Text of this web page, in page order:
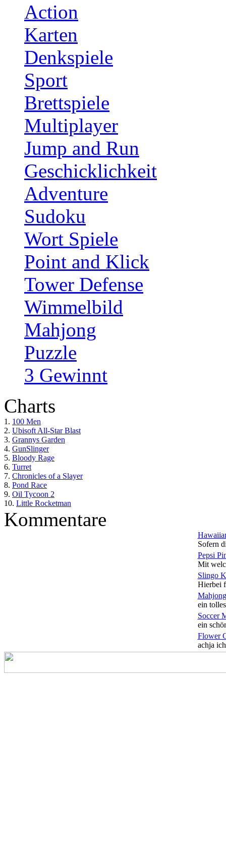
Action
Karten
Denkspiele
Sport
Brettspiele
Multiplayer
Jump and Run
Geschicklichkeit
Adventure
Sudoku
Wort Spiele
Point and Klick
Tower Defense
Wimmelbild
Mahjong
Puzzle
3 Gewinnt
Charts
1. 100 Men
2. Ubisoft All-Star Blast
3. Grannys Garden
4. GunSlinger
5. Bloody Rage
6. Turret
7. Chronicles of a Slayer
8. Pond Race
9. Oil Tycoon 2
10. Little Rocketman
Kommentare
Sofern
Pepsi
Mit
Slingo
Hierbei
ein
Soccer
ein
Flower
achja